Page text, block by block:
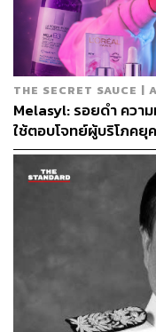
THE SECRET SAUCE |
Melasyl: รอยดำ ความ
ใช้ตอบโจทย์ผู้บริโภคยุ